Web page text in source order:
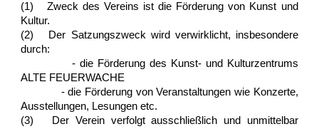
(1) Zweck des Vereins ist die Förderung von Kunst und
Kultur.
(2) Der Satzungszweck wird verwirklicht, insbesondere
durch:
- die Förderung des Kunst- und Kulturzentrums
ALTE FEUERWACHE
- die Förderung von Veranstaltungen wie Konzerte,
Ausstellungen, Lesungen etc.
(3) Der Verein verfolgt ausschließlich und unmittelbar